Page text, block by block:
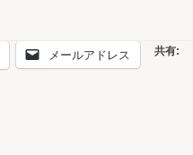
共有:
メールアドレス